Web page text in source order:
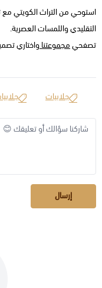
استوحي من التراث الكويتي مع
التقليدي واللمسات العصرية.
تصفحيمجموعتناواختاري
جلابيات
إرسال